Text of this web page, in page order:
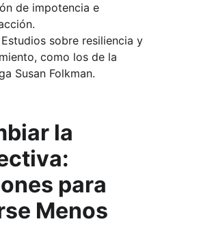
de impotencia e
Estudios sobre resiliencia y
como los de la
Susan Folkman.
la
para
Menos